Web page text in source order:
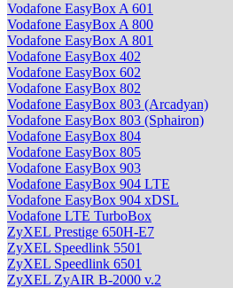
Vodafone EasyBox A 601
Vodafone EasyBox A 800
Vodafone EasyBox A 801
Vodafone EasyBox 402
Vodafone EasyBox 602
Vodafone EasyBox 802
Vodafone EasyBox 803 (Arcadyan)
Vodafone EasyBox 803 (Sphairon)
Vodafone EasyBox 804
Vodafone EasyBox 805
Vodafone EasyBox 903
Vodafone EasyBox 904 LTE
Vodafone EasyBox 904 xDSL
Vodafone LTE TurboBox
ZyXEL Prestige 650H-E7
ZyXEL Speedlink 5501
ZyXEL Speedlink 6501
ZyXEL ZyAIR B-2000 v.2